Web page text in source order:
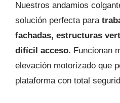
Nuestros andamios
solución perfecta para
fachadas, estructuras
difícil acceso. Funcionan
elevación motorizado que
plataforma con total